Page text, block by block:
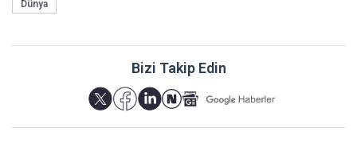
Dünya
Bizi Takip Edin